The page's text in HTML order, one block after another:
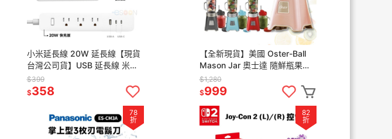
小米延長線 20W 延長線【現貨
台灣公司貨】USB 延長線 米家
插座 多孔延長線 自動斷電 豆腐
頭 快充頭
$399
$358
【全新現貨】美國 Oster-Ball
Mason Jar 奧士達 隨鮮瓶果汁
機 隨鮮瓶 果汁機隨行杯 交換禮
物 梅森杯
$1,280
$999
78
折
82
折